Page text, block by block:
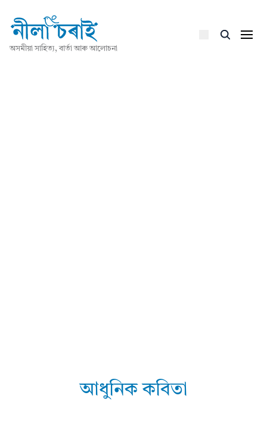
অসমীয়া সাহিত্য, বাৰ্তা আৰু আলোচনা
আধুনিক কবিতা